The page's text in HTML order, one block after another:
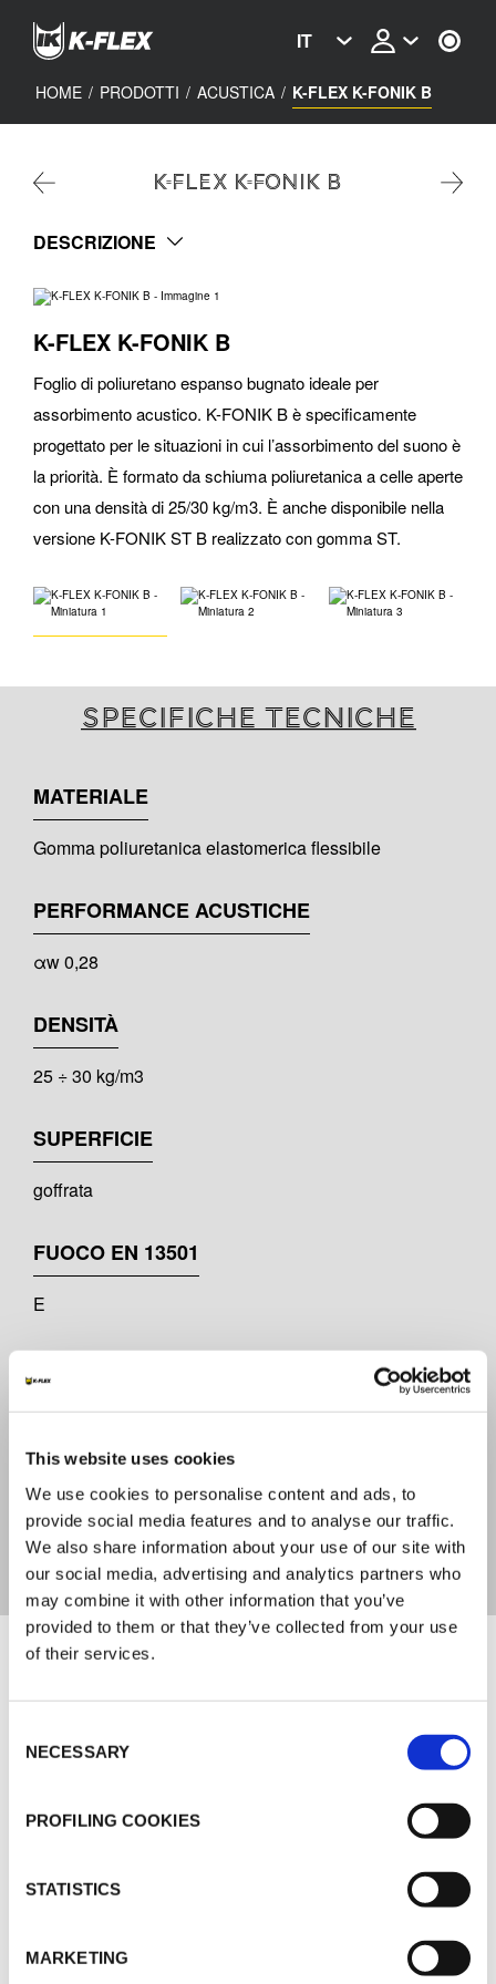
This website uses cookies
We use cookies to personalise content and ads, to
provide social media features and to analyse our traffic.
We also share information about your use of our site with
our social media, advertising and analytics partners who
may combine it with other information that you’ve
provided to them or that they’ve collected from your use
of their services.
Selection
NECESSARY
PROFILING COOKIES
STATISTICS
MARKETING
content
IT
HOME / PRODOTTI / ACUSTICA / K-FLEX K-FONIK B
K-FLEX K-FONIK B
DESCRIZIONE
K-FLEX K-FONIK B
Foglio di poliuretano espanso bugnato ideale per
assorbimento acustico. K-FONIK B è specificamente
progettato per le situazioni in cui l’assorbimento del suono è
la priorità. È formato da schiuma poliuretanica a celle aperte
con una densità di 25/30 kg/m3. È anche disponibile nella
versione K-FONIK ST B realizzato con gomma ST.
Specifiche tecniche
MATERIALE
Gomma poliuretanica elastomerica flessibile
PERFORMANCE ACUSTICHE
αw 0,28
DENSITÀ
25 ÷ 30 kg/m3
SUPERFICIE
goffrata
FUOCO EN 13501
E
-40 °C
T+
+70 °C
Documenti
K-FLEX CATALOGO GENERALE
K-FLEX LISTINO PREZZI - MARZO 2022